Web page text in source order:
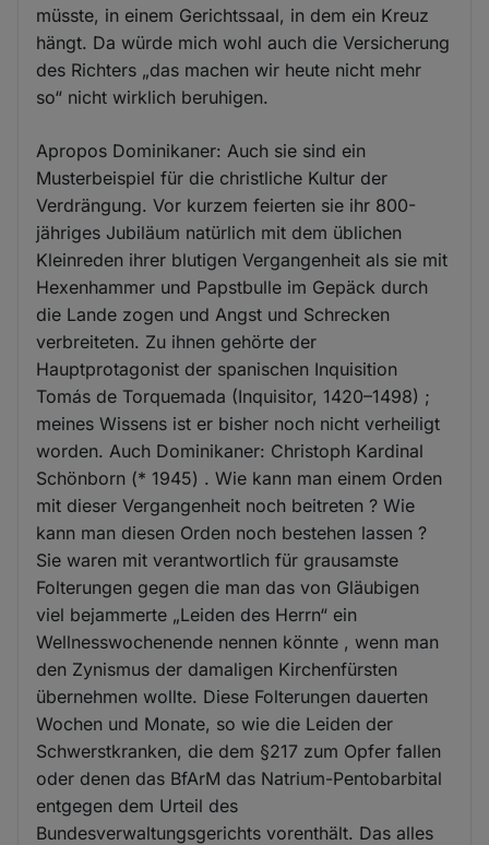
müsste, in einem Gerichtssaal, in dem ein Kreuz
hängt. Da würde mich wohl auch die Versicherung
des Richters „das machen wir heute nicht mehr
so“ nicht wirklich beruhigen.
Apropos Dominikaner: Auch sie sind ein
Musterbeispiel für die christliche Kultur der
Verdrängung. Vor kurzem feierten sie ihr 800-
jähriges Jubiläum natürlich mit dem üblichen
Kleinreden ihrer blutigen Vergangenheit als sie mit
Hexenhammer und Papstbulle im Gepäck durch
die Lande zogen und Angst und Schrecken
verbreiteten. Zu ihnen gehörte der
Hauptprotagonist der spanischen Inquisition
Tomás de Torquemada (Inquisitor, 1420–1498) ;
meines Wissens ist er bisher noch nicht verheiligt
worden. Auch Dominikaner: Christoph Kardinal
Schönborn (* 1945) . Wie kann man einem Orden
mit dieser Vergangenheit noch beitreten ? Wie
kann man diesen Orden noch bestehen lassen ?
Sie waren mit verantwortlich für grausamste
Folterungen gegen die man das von Gläubigen
viel bejammerte „Leiden des Herrn“ ein
Wellnesswochenende nennen könnte , wenn man
den Zynismus der damaligen Kirchenfürsten
übernehmen wollte. Diese Folterungen dauerten
Wochen und Monate, so wie die Leiden der
Schwerstkranken, die dem §217 zum Opfer fallen
oder denen das BfArM das Natrium-Pentobarbital
entgegen dem Urteil des
Bundesverwaltungsgerichts vorenthält. Das alles